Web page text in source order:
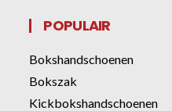
POPULAIR
Bokshandschoenen
Bokszak
Kickbokshandschoenen